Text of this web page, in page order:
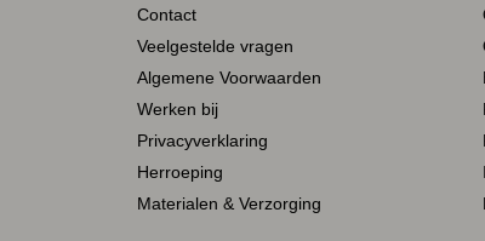
Contact
Veelgestelde vragen
Algemene Voorwaarden
Werken bij
Privacyverklaring
Herroeping
Materialen & Verzorging